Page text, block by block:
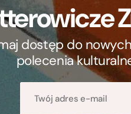
dostęp do
polecenia